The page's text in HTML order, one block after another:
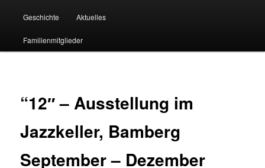
Geschichte Aktuelles
Familienmitglieder
“12″ – Ausstellung im
Jazzkeller, Bamberg
September – Dezember